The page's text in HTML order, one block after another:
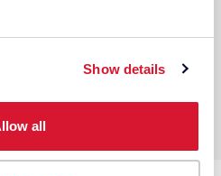
Show details
all
en tu flujo de
de los entornos de